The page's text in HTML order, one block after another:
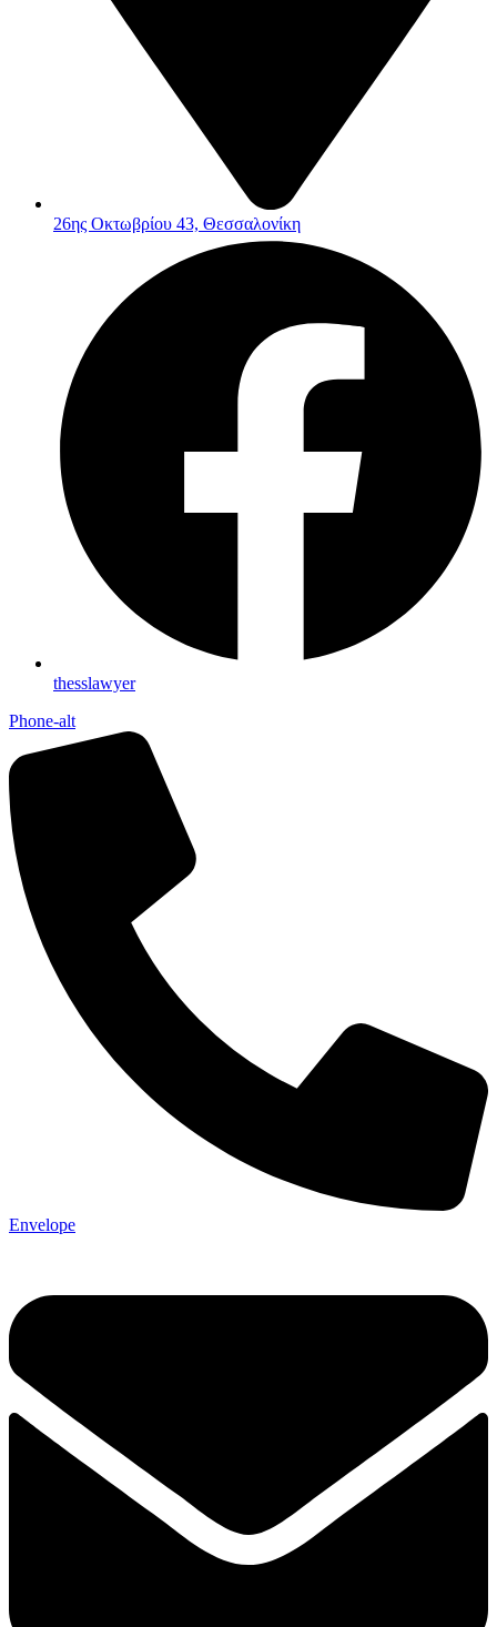
26ης Οκτωβρίου 43, Θεσσαλονίκη
thesslawyer
Phone-alt
Envelope